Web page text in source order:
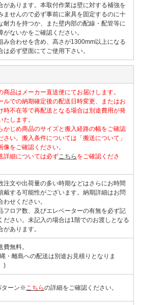
があります。本取付作業は壁に対する補強を
ませんので必ず事前に家具を固定するのに十
耐力を持つか、また壁内部の配線・配管等に
がないかをご確認ください。
み合わせを含め、高さが1300mm以上になる
は必ず壁面にてご使用下さい。
商品はメーカー直送便にてお届けします。
ルでの納期確定後の配送日時変更、またはお
時不在等で再配送となる場合は別途費用が発
たします。
かじめ商品のサイズと搬入経路の幅をご確認
さい。搬入条件については「搬送について」
像をご確認ください。
詳細については必ずこちら をご確認くださ
注文や出荷量の多い時期などはさらにお時間
戴する可能性がございます。納期詳細はお問
わせください。
フロア数、及びエレベーターの有無を必ず記
ださい。未記入の場合は1階でのお渡しとなる
があります。
費無料。
・離島への配送は別途お見積りとなりま
)
ターン※こちらの詳細をご確認ください。